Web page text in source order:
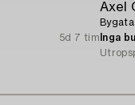
5d 7 tim
Axel
Inga